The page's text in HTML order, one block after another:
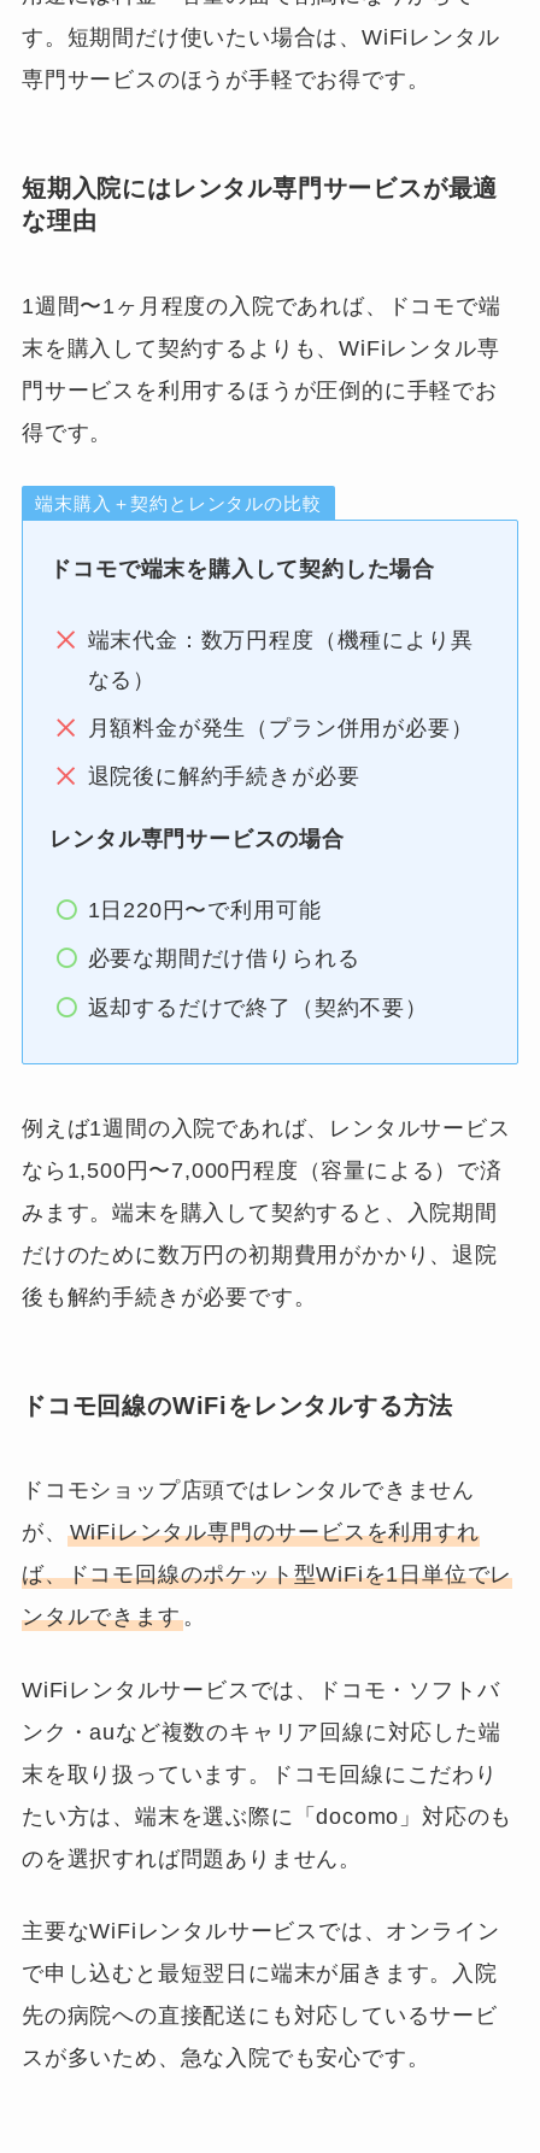
す。短期間だけ使いたい場合は、WiFiレンタル
専門サービスのほうが手軽でお得です。
短期入院にはレンタル専門サービスが最適
な理由
1週間〜1ヶ月程度の入院であれば、ドコモで端
末を購入して契約するよりも、WiFiレンタル専
門サービスを利用するほうが圧倒的に手軽でお
得です。
端末購入＋契約とレンタルの比較
ドコモで端末を購入して契約した場合
端末代金：数万円程度（機種により異
なる）
月額料金が発生（プラン併用が必要）
退院後に解約手続きが必要
レンタル専門サービスの場合
1日220円〜で利用可能
必要な期間だけ借りられる
返却するだけで終了（契約不要）
例えば1週間の入院であれば、レンタルサービス
なら1,500円〜7,000円程度（容量による）で済
みます。端末を購入して契約すると、入院期間
だけのために数万円の初期費用がかかり、退院
後も解約手続きが必要です。
ドコモ回線のWiFiをレンタルする方法
ドコモショップ店頭ではレンタルできません
が、 WiFiレンタル専門のサービスを利用すれ
ば、ドコモ回線のポケット型WiFiを1日単位でレ
ンタルできます。
WiFiレンタルサービスでは、ドコモ・ソフトバ
ンク・auなど複数のキャリア回線に対応した端
末を取り扱っています。ドコモ回線にこだわり
たい方は、端末を選ぶ際に「docomo」対応のも
のを選択すれば問題ありません。
主要なWiFiレンタルサービスでは、オンライン
で申し込むと最短翌日に端末が届きます。入院
先の病院への直接配送にも対応しているサービ
スが多いため、急な入院でも安心です。